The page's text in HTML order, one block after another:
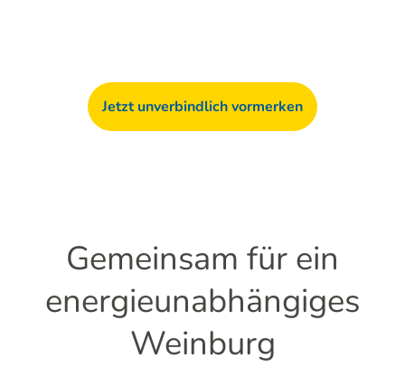
Jetzt unverbindlich vormerken
Gemeinsam für ein
energieunabhängiges
Weinburg